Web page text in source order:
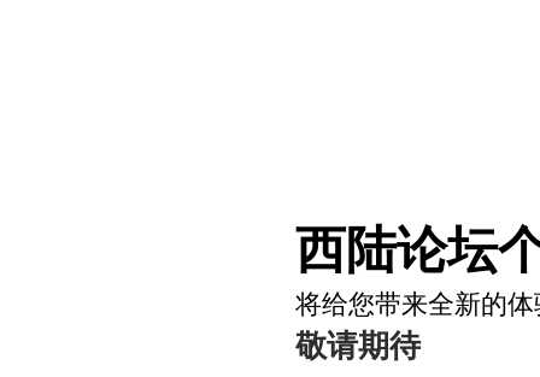
西陆论坛
将给您带来全新的体
敬请期待